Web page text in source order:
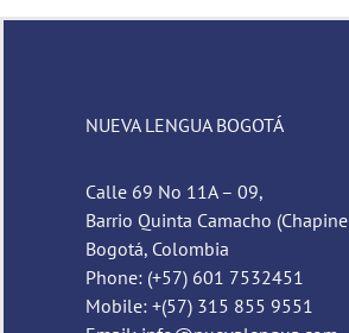
NUEVA LENGUA BOGOTÁ
Calle 69 No 11A – 09,
Barrio Quinta Camacho
Bogotá, Colombia
Phone: (+57) 601 7532451
Mobile: +(57) 315 855 9551